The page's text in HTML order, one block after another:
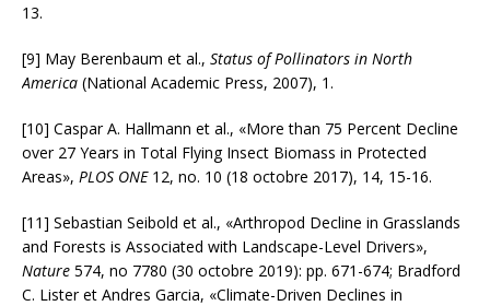
13.
[9] May Berenbaum et al., Status of Pollinators in North
America (National Academic Press, 2007), 1.
[10] Caspar A. Hallmann et al., «More than 75 Percent Decline
over 27 Years in Total Flying Insect Biomass in Protected
Areas», PLOS ONE12, no. 10 (18 octobre 2017), 14, 15-16.
[11] Sebastian Seibold et al., «Arthropod Decline in Grasslands
and Forests is Associated with Landscape-Level Drivers»,
Nature 574, no 7780 (30 octobre 2019): pp. 671-674; Bradford
C. Lister et Andres Garcia, «Climate-Driven Declines in